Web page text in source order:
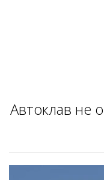
Автоклав не